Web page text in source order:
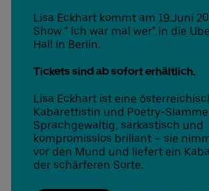
Lisa Eckhart kommt am 19.Juni
Show " Ich war mal wer" in die
Hall in Berlin.
Tickets sind ab sofort erhältlich.
Lisa Eckhart ist eine
Kabarettistin und Poetry-
Sprachgewaltig, sarkastisch und
kompromisslos brillant – sie
vor den Mund und liefert ein
der schärferen Sorte.